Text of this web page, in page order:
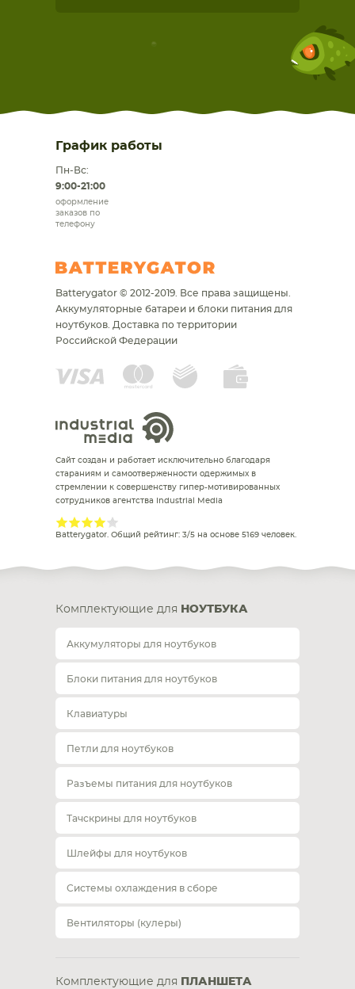
График работы
Пн-Вс:
9:00-21:00
оформление
заказов по
телефону
Batterygator © 2012-2019. Все права защищены.
Аккумуляторные батареи и блоки питания для
ноутбуков. Доставка по территории
Российской Федерации
Сайт создан и работает исключительно благодаря
стараниям и самоотверженности одержимых в
стремлении к совершенству гипер-мотивированных
сотрудников агентства Industrial Media
Batterygator. Общий рейтинг: 3/5 на основе 5169 человек.
Комплектующие для НОУТБУКА
Аккумуляторы для ноутбуков
Блоки питания для ноутбуков
Клавиатуры
Петли для ноутбуков
Разъемы питания для ноутбуков
Тачскрины для ноутбуков
Шлейфы для ноутбуков
Системы охлаждения в сборе
Вентиляторы (кулеры)
Комплектующие для ПЛАНШЕТА